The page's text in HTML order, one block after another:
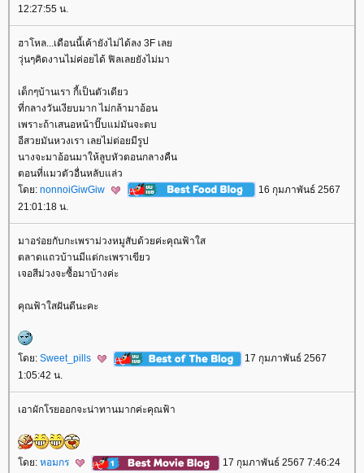
12:27:55 น.
ฮาโหล...เดือนนี้เค้ายังไม่ได้ลง 3F เล
วุ่นๆคิดงานไม่ค่อยได้ ฟิลเลยยังไม่มา
เด็กๆบ้านเรา กี้เป็นตัวเดียว
ที่กลางวันเงียบมาก ไม่กล้ามาอ้อน
เพราะถ้าเสนอหน้าปั๊บแม่มันจะตบ
อีสวยมันหวงเรา เลยไม่ต่อยมีรูป
นางจะมาอ้อนมาให้ลูบหัวตอนกลางคืน
ตอนที่แมวตัวอื่นหลับแล่ว
ดย: nonnoiGiwGiw
16 กุมภาพันธ์ 2567
21:01:18 น.
มาอร่อยกับกะเพราม่วงหมูสับด้วยค่ะคุณฟ้าใส
ตลาดแถวบ้านมีแต่กะเพราเขียว
เจอสีม่วงจะซื้อมาบ้างค่ะ
คุณฟ้าใสฝันดีนะคะ
ดย: Sweet_pills
17 กุมภาพันธ์ 2567
1:05:42 น.
เอาผักโรยออกจะน่าทานมากค่ะคุณฟ้า
ดย: หอมกร
17 กุมภาพันธ์ 2567 7:46:24